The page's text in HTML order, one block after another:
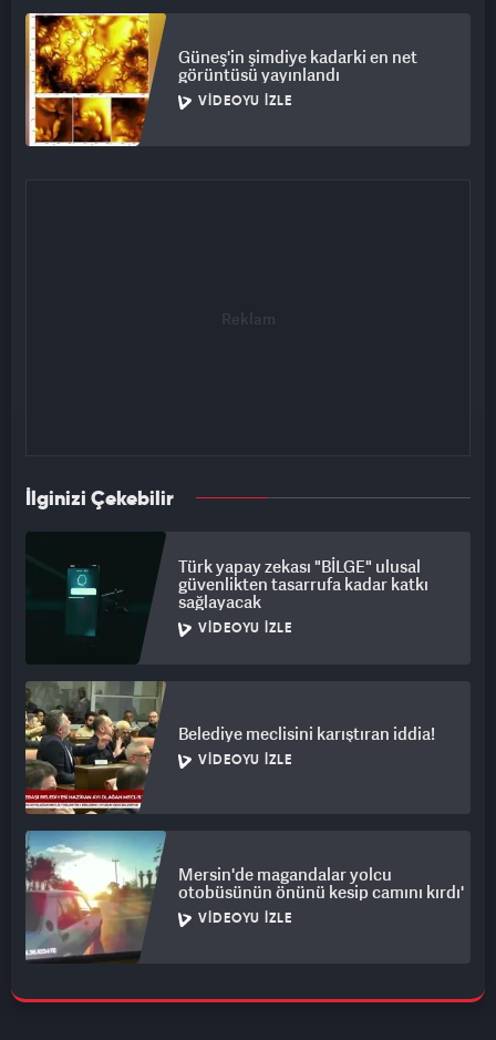
Güneş'in şimdiye kadarki en net
görüntüsü yayınlandı
VIDEOYU İZLE
İlginizi Çekebilir
Türk yapay zekası "BİLGE" ulusal
güvenlikten tasarrufa kadar katkı
sağlayacak
VIDEOYU İZLE
Belediye meclisini karıştıran iddia!
VIDEOYU İZLE
Mersin'de magandalar yolcu
otobüsünün önünü kesip camını kırdı'
VIDEOYU İZLE